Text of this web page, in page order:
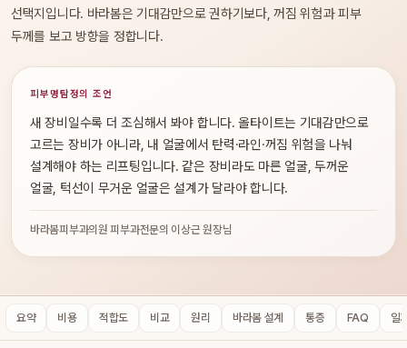
선택지입니다. 바라봄은 기대감만으로 권하기보다, 꺼짐 위험과 피부
두께를 보고 방향을 정합니다.
피부명탐정의 조언
새 장비일수록 더 조심해서 봐야 합니다. 올타이트는 기대감만으로
고르는 장비가 아니라, 내 얼굴에서 탄력·라인·꺼짐 위험을 나눠
설계해야 하는 리프팅입니다. 같은 장비라도 마른 얼굴, 두꺼운
얼굴, 턱선이 무거운 얼굴은 설계가 달라야 합니다.
바라봄피부과의원 피부과전문의 이상근 원장님
요약 비용 적합도 비교 원리 바라봄 설계 통증 FAQ 일